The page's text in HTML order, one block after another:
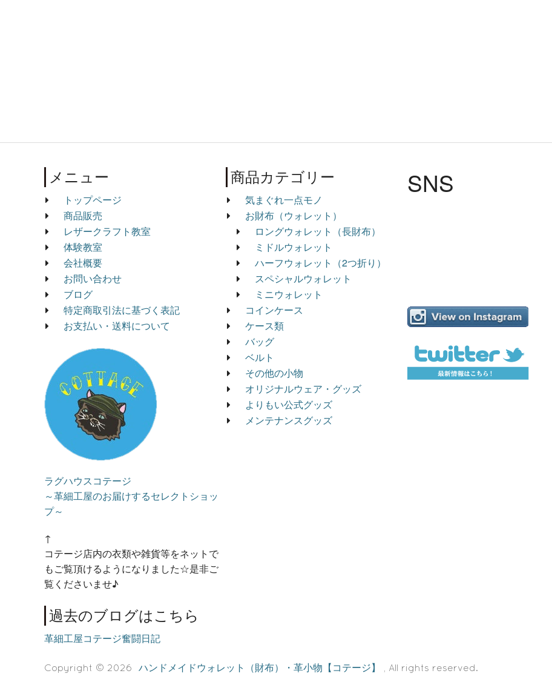
メニュー
トップページ
商品販売
レザークラフト教室
体験教室
会社概要
お問い合わせ
ブログ
特定商取引法に基づく表記
お支払い・送料について
ラグハウスコテージ
～革細工屋のお届けするセレクトショッ
プ～
↑
コテージ店内の衣類や雑貨等をネットで
もご覧頂けるようになりました☆是非ご
覧くださいませ♪
過去のブログはこちら
革細工屋コテージ奮闘日記
商品カテゴリー
気まぐれ一点モノ
お財布（ウォレット）
ロングウォレット（長財布）
ミドルウォレット
ハーフウォレット（2つ折り）
スペシャルウォレット
ミニウォレット
コインケース
ケース類
バッグ
ベルト
その他の小物
オリジナルウェア・グッズ
よりもい公式グッズ
メンテナンスグッズ
SNS
Copyright © 2026 ハンドメイドウォレット（財布）・革小物【コテージ】 , All rights reserved.